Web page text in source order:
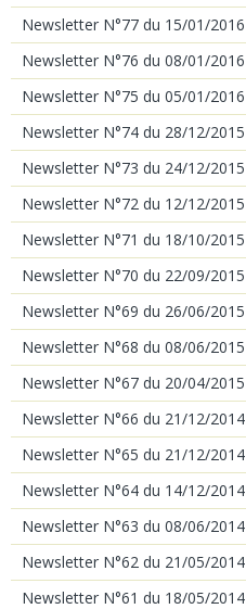
Newsletter N°77 du 15/01/2016
Newsletter N°76 du 08/01/2016
Newsletter N°75 du 05/01/2016
Newsletter N°74 du 28/12/2015
Newsletter N°73 du 24/12/2015
Newsletter N°72 du 12/12/2015
Newsletter N°71 du 18/10/2015
Newsletter N°70 du 22/09/2015
Newsletter N°69 du 26/06/2015
Newsletter N°68 du 08/06/2015
Newsletter N°67 du 20/04/2015
Newsletter N°66 du 21/12/2014
Newsletter N°65 du 21/12/2014
Newsletter N°64 du 14/12/2014
Newsletter N°63 du 08/06/2014
Newsletter N°62 du 21/05/2014
Newsletter N°61 du 18/05/2014